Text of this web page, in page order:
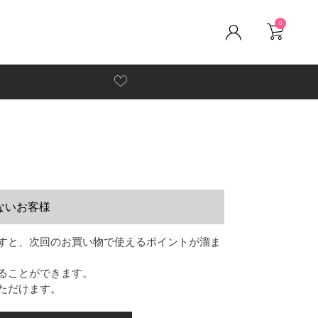
0
いお客様
と、次回のお買い物で使えるポイントが溜ま
ことができます。
だけます。